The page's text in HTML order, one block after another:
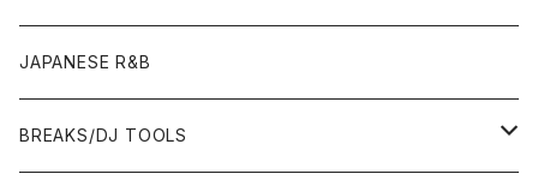
OTHERS
JAPANESE R&B
BREAKS/DJ TOOLS